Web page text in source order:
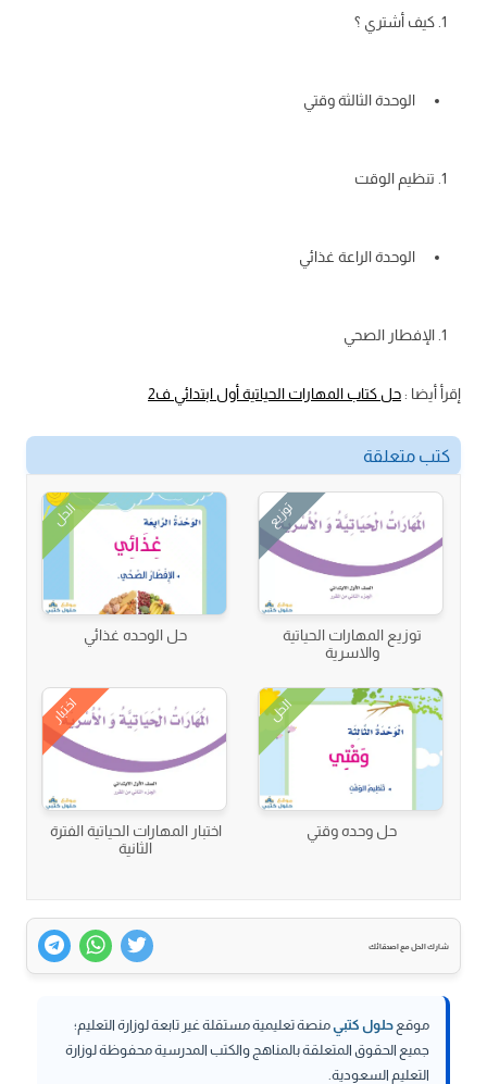
كيف أشتري ؟
الوحدة الثالثة وقتي
تنظيم الوقت
الوحدة الراعة غذائي
الإفطار الصحي
إقرأ أيضا :حل كتاب المهارات الحياتية أول ابتدائي ف2
كتب متعلقة
توزيع
توزيع المهارات الحياتية
والاسرية
الحل
حل الوحده غذائي
الحل
حل وحده وقتي
اختبار
اختبار المهارات الحياتية الفترة
الثانية
شارك الحل مع اصدقائك
موقع حلول كتبيمنصة تعليمية مستقلة غير تابعة لوزارة التعليم؛
جميع الحقوق المتعلقة بالمناهج والكتب المدرسية محفوظة لوزارة
التعليم السعودية.